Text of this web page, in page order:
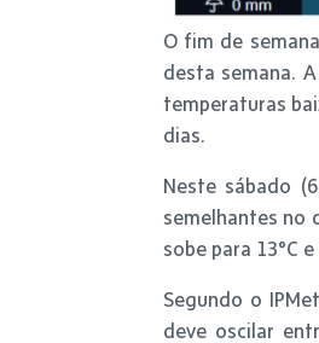
O fim de
desta semana.
temperaturas
dias.
Neste sábado
semelhantes no
sobe para 13°C
Segundo o
deve oscilar